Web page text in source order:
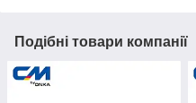
Подібні товари компанії